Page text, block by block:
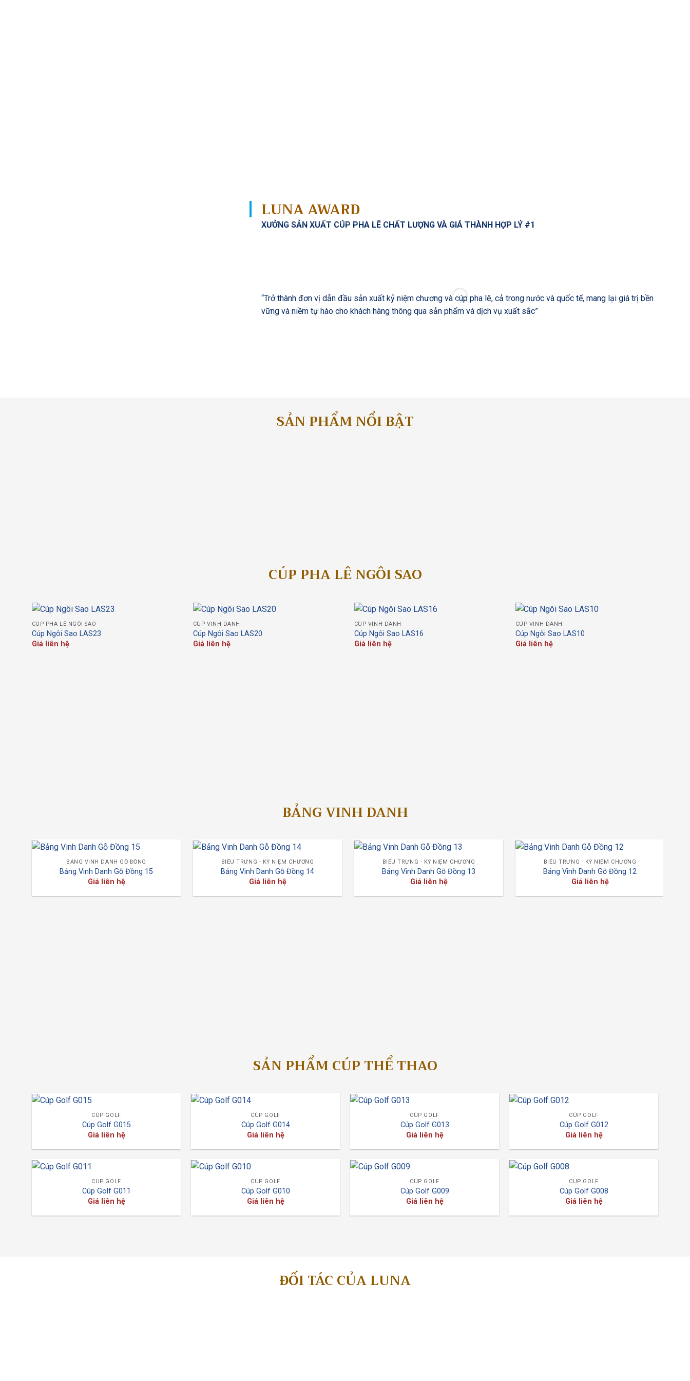
LUNA AWARD
XƯỞNG SẢN XUẤT CÚP PHA LÊ CHẤT LƯỢNG VÀ GIÁ THÀNH HỢP LÝ #1
” TẦM NHÌN
“Trở thành đơn vị dẫn đầu sản xuất kỷ niệm chương và cúp pha lê, cả trong nước và quốc tế, mang lại giá trị bền
vững và niềm tự hào cho khách hàng thông qua sản phẩm và dịch vụ xuất sắc”
SẢN PHẨM NỔI BẬT
CÚP PHA LÊ NGÔI SAO
CÚP PHA LÊ NGÔI SAO
Cúp Ngôi Sao LAS23
Giá liên hệ
CÚP VINH DANH
Cúp Ngôi Sao LAS20
Giá liên hệ
CÚP VINH DANH
Cúp Ngôi Sao LAS16
Giá liên hệ
CÚP VINH DANH
Cúp Ngôi Sao LAS10
Giá liên hệ
BẢNG VINH DANH
BẢNG VINH DANH GỖ ĐỒNG
Bảng Vinh Danh Gỗ Đồng 15
Giá liên hệ
BIỂU TRƯNG - KỶ NIỆM CHƯƠNG
Bảng Vinh Danh Gỗ Đồng 14
Giá liên hệ
BIỂU TRƯNG - KỶ NIỆM CHƯƠNG
Bảng Vinh Danh Gỗ Đồng 13
Giá liên hệ
BIỂU TRƯNG - KỶ NIỆM CHƯƠNG
Bảng Vinh Danh Gỗ Đồng 12
Giá liên hệ
SẢN PHẨM CÚP THỂ THAO
CÚP GOLF
Cúp Golf G015
Giá liên hệ
CÚP GOLF
Cúp Golf G014
Giá liên hệ
CÚP GOLF
Cúp Golf G013
Giá liên hệ
CÚP GOLF
Cúp Golf G012
Giá liên hệ
CÚP GOLF
Cúp Golf G011
Giá liên hệ
CÚP GOLF
Cúp Golf G010
Giá liên hệ
CÚP GOLF
Cúp Golf G009
Giá liên hệ
CÚP GOLF
Cúp Golf G008
Giá liên hệ
ĐỐI TÁC CỦA LUNA